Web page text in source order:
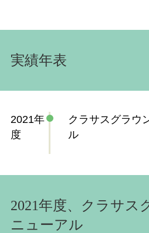
実績年表
2021年
度
クラサスグラウ
ル
2021年度、クラサス
ニューアル